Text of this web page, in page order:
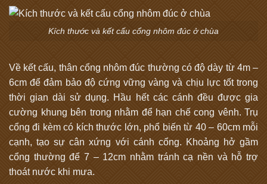
Kích thước và kết cấu cổng nhôm đúc ở chùa
Về kết cấu, thân cổng nhôm đúc thường có độ dày từ 4m –
6cm để đảm bảo độ cứng vững vàng và chịu lực tốt trong
thời gian dài sử dụng. Hầu hết các cánh đều được gia
cường khung bên trong nhằm để hạn chế cong vênh. Trụ
cổng đi kèm có kích thước lớn, phổ biến từ 40 – 60cm mỗi
cạnh, tạo sự cân xứng với cánh cổng. Khoảng hở gầm
cổng thường để 7 – 12cm nhằm tránh cạ nền và hỗ trợ
thoát nước khi mưa.